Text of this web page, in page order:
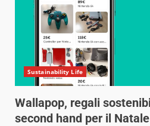
Sustainability Life
Wallapop, regali
second hand per il